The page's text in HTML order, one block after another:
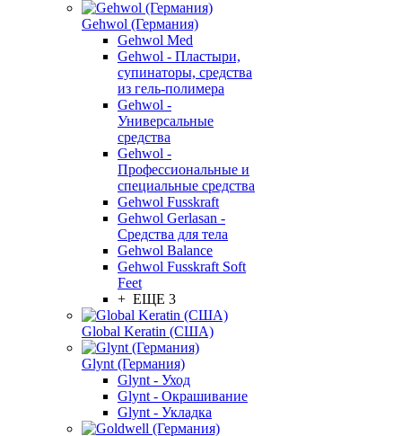
Gehwol (Германия)
Gehwol Med
Gehwol - Пластыри,
супинаторы, средства
из гель-полимера
Gehwol -
Универсальные
средства
Gehwol -
Профессиональные и
специальные средства
Gehwol Fusskraft
Gehwol Gerlasan -
Средства для тела
Gehwol Balance
Gehwol Fusskraft Soft
Feet
+ ЕЩЕ 3
Global Keratin (США)
Glynt (Германия)
Glynt - Уход
Glynt - Окрашивание
Glynt - Укладка